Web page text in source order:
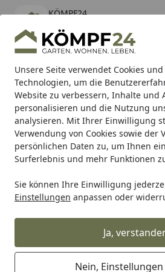
Unsere Seite verwendet Cookies
Technologien, um die
Website zu verbessern, Inhalte und
personalisieren und die Nutzung
analysieren. Mit Ihrer Einwilligung
Verwendung von Cookies sowie der
persönlichen Daten zu, um Ihnen
Surferlebnis und mehr Funktionen
Sie können Ihre Einwilligung
Einstellungen anpassen oder
Ja,
Nein,
KÖMPF24
kostenlos - Im App Store
Alle Produkte
Mein Konto
Suchen
Karibu Pools inkl. gratis
Starterset
Startseite
Shark Shark Slip-On Shark
Shark Performance
Edelstahl beschichtet
RCT für SUZUKI GSX-